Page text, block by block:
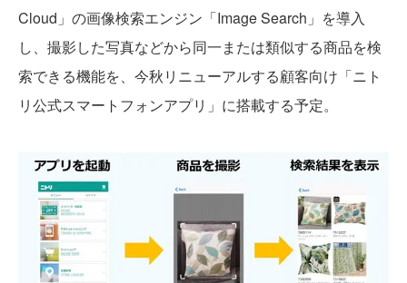
Cloud」の画像検索エンジン「Image Search」を導入
し、撮影した写真などから同一または類似する商品を検
索できる機能を、今秋リニューアルする顧客向け「ニト
リ公式スマートフォンアプリ」に搭載する予定。